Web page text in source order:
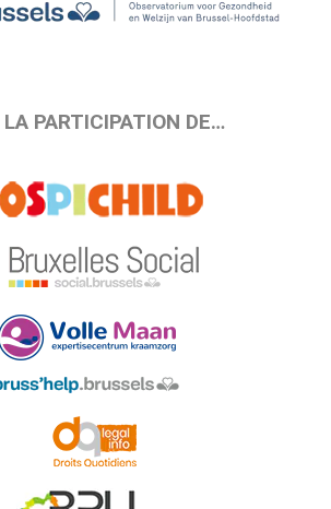
LA PARTICIPATION DE…